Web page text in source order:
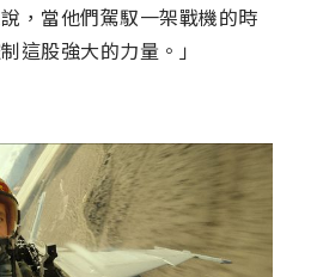
，當他們駕馭一架戰機的時
這股強大的力量。」